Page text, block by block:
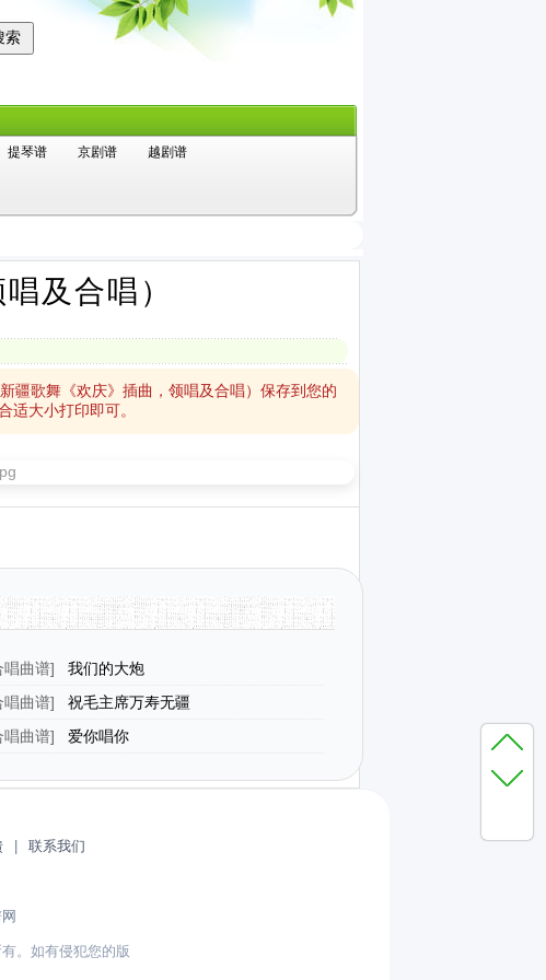
提琴谱 京剧谱
越剧谱
及合唱）
疆歌舞《欢庆》插曲，领唱及合唱）保存到您的
适大小打印即可。
唱曲谱]
我们的大炮
唱曲谱]
祝毛主席万寿无疆
唱曲谱] 爱你唱你
联系我们
。如有侵犯您的版